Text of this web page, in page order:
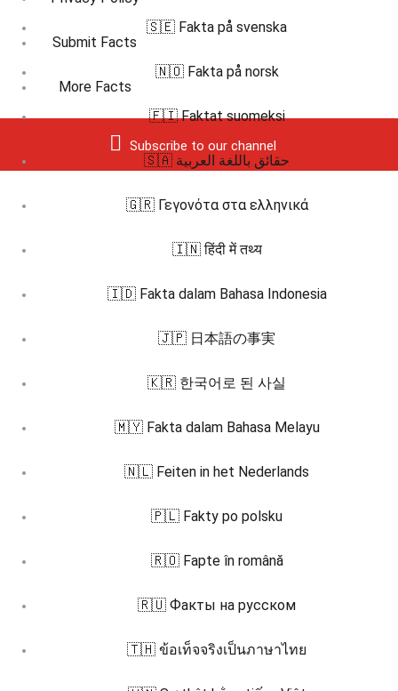
Submit Facts
More Facts
Subscribe to our channel
🇸🇪 Fakta på svenska
🇳🇴 Fakta på norsk
🇫🇮 Faktat suomeksi
🇸🇦 حقائق باللغة العربية
🇬🇷 Γεγονότα στα ελληνικά
🇮🇳 हिंदी में तथ्य
🇮🇩 Fakta dalam Bahasa Indonesia
🇯🇵 日本語の事実
🇰🇷 한국어로 된 사실
🇲🇾 Fakta dalam Bahasa Melayu
🇳🇱 Feiten in het Nederlands
🇵🇱 Fakty po polsku
🇷🇴 Fapte în română
🇷🇺 Факты на русском
🇹🇭 ข้อเท็จจริงเป็นภาษาไทย